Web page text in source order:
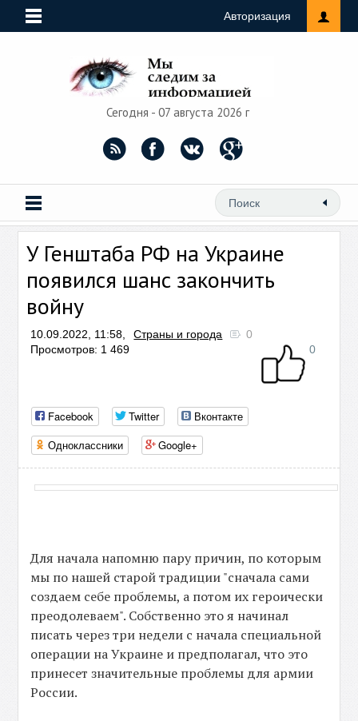
Авторизация
Сегодня - 07 августа 2026 г
У Генштаба РФ на Украине
появился шанс закончить
войну
10.09.2022, 11:58, Страны и города
0
Просмотров: 1 469
0
Facebook Twitter
Вконтакте
Одноклассники
Google+
Для начала напомню пару причин, по которым
мы по нашей старой традиции "сначала сами
создаем себе проблемы, а потом их героически
преодолеваем". Собственно это я начинал
писать через три недели с начала специальной
операции на Украине и предполагал, что это
принесет значительные проблемы для армии
России.